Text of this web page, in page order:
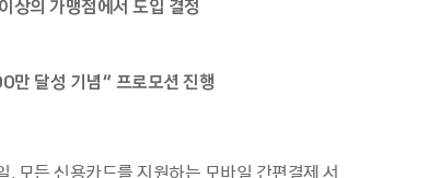
의 가맹점에서 도입 결정
달성 기념” 프로모션 진행
모든 신용카드를 지원하는 모바일 간편결제 서